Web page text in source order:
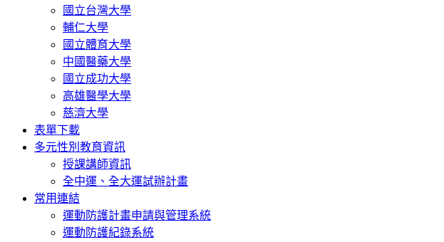
國立台灣大學
輔仁大學
國立體育大學
中國醫藥大學
國立成功大學
高雄醫學大學
慈濟大學
表單下載
多元性別教育資訊
授課講師資訊
全中運、全大運試辦計畫
常用連結
運動防護計畫申請與管理系統
運動防護紀錄系統